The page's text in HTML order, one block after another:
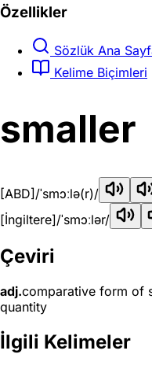
Özellikler
Sözlük Ana
Kelime Biçimleri
smaller
[ABD] /ˈsmɔːlə(r)/
[İngiltere]/ˈsmɔːlər/
Çeviri
adj.comparative form of
quantity
İlgili Kelimeler